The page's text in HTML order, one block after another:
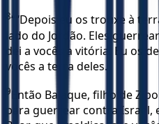
8“ ‘Depois eu os trouxe à
lado do Jordão. Eles
dei a vocês a vitória. Eu os
vocês a terra deles.
9
Então Balaque, filho de
para guerrear contra Israel,